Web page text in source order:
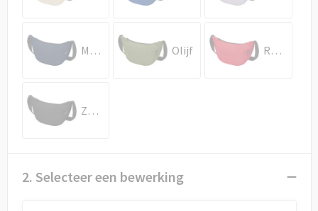
Papieren tassen
Waterbestendige tassen
Goodiebags
Marineblauw Olijf Rood
Zwart
2. Selecteer een bewerking